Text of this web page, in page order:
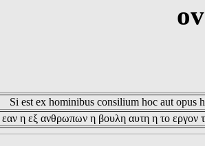
Si est ex hominibus consilium hoc aut opus
εαν η εξ ανθρωπων η βουλη αυτη η το εργον